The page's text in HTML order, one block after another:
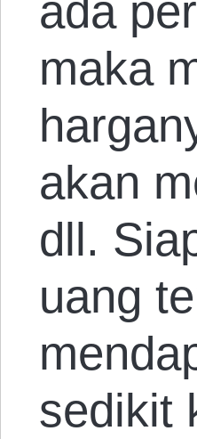
ada
maka
akan
dll.
uang
sedikit